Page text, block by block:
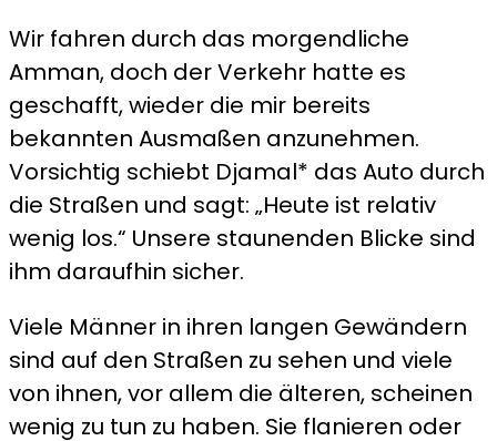
Wir fahren durch das morgendliche
Amman, doch der Verkehr hatte es
geschafft, wieder die mir bereits
bekannten Ausmaßen anzunehmen.
Vorsichtig schiebt Djamal* das Auto durch
die Straßen und sagt: „Heute ist relativ
wenig los.“ Unsere staunenden Blicke sind
ihm daraufhin sicher.
Viele Männer in ihren langen Gewändern
sind auf den Straßen zu sehen und viele
von ihnen, vor allem die älteren, scheinen
wenig zu tun zu haben. Sie flanieren oder